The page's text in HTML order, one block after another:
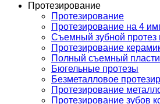
Протезирование
Протезирование
Протезирование на 4
Съемный зубной
Протезирование
Полный съемный
Бюгельные протезы
Безметалловое
Протезирование
Протезирование зубов